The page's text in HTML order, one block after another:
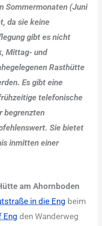
Sommermonaten (Juni
da sie keine
gibt es nicht
Mittag- und
Rasthütte
Es gibt eine
telefonische
begrenzten
Sie bietet
inmitten einer
am Ahornboden
in die Eng beim
Eng den Wanderweg